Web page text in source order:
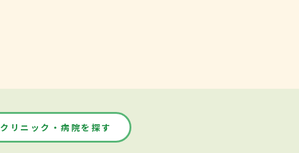
クリニック・病院を探す